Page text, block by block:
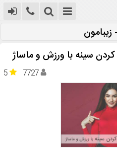
سینه با ورزش و ماساژ
5 7727